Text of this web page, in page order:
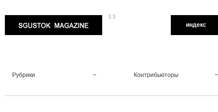
3.3
индекс
Рубрики Контрибьюторы